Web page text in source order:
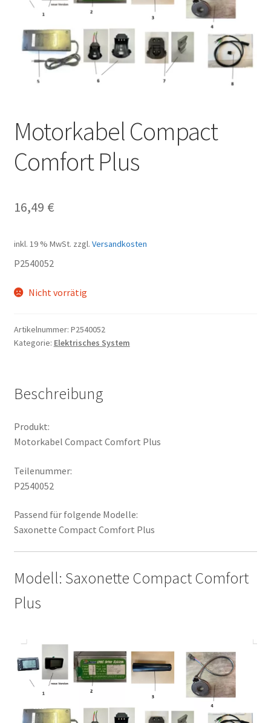
Motorkabel Compact
Comfort Plus
16,49 €
inkl. 19 % MwSt. zzgl. Versandkosten
P2540052
Nicht vorrätig
Artikelnummer: P2540052
Kategorie: Elektrisches System
Beschreibung
Produkt:
Motorkabel Compact Comfort Plus
Teilenummer:
P2540052
Passend für folgende Modelle:
Saxonette Compact Comfort Plus
Modell: Saxonette Compact Comfort
Plus